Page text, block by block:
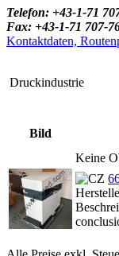
Telefon: +43-1-71
Fax: +43-1-71 707-
Kontaktdaten,
Druckindustrie
Bild
Keine